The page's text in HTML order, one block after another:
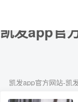
断桥铝门
凯发app官
凯发app官方网站-凯